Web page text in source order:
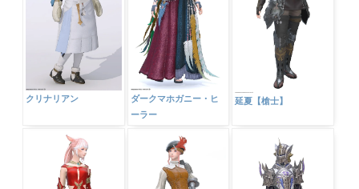
クリナリアン
ダークマホガニー・ヒ
ーラー
延夏【槍士】